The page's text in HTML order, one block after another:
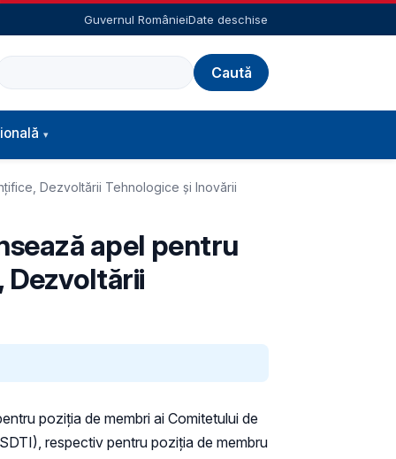
Guvernul RomânieiDate deschise
Dezvoltării Tehnologice şi Inovării
apel pentru
Dezvoltării
poziţia de membri ai Comitetului de
respectiv pentru poziţia de membru